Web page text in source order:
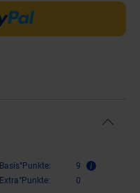
Basis°Punkte:
9
Extra°Punkte:
0